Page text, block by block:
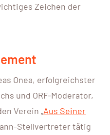
Zeichen der
Onea, erfolgreichster
und ORF-Moderator,
Verein „Aus Seiner
Stellvertreter tätig